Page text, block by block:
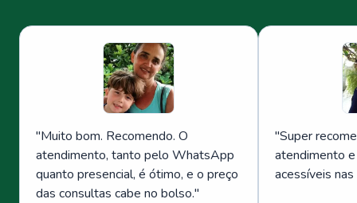
"Muito bom. Recomendo. O
atendimento, tanto pelo WhatsApp
quanto presencial, é ótimo, e o preço
das consultas cabe no bolso."
"Super
atendimento
acessíveis